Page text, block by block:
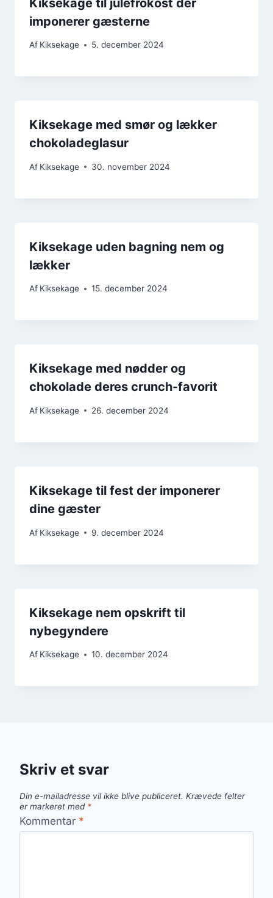
imponerer gæsterne
Af Kiksekage 5. december 2024
Kiksekage med smør og lækker
chokoladeglasur
Af Kiksekage 30. november 2024
Kiksekage uden bagning nem og
lækker
Af Kiksekage 15. december 2024
Kiksekage med nødder og
chokolade deres crunch-favorit
Af Kiksekage 26. december 2024
Kiksekage til fest der imponerer
dine gæster
Af Kiksekage 9. december 2024
Kiksekage nem opskrift til
nybegyndere
Af Kiksekage 10. december 2024
Skriv et svar
Din e-mailadresse vil ikke blive publiceret. Krævede felter
er markeret med *
Kommentar *